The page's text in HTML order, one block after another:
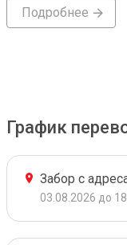
Подробнее
График
Забор с
03.08.2026 до